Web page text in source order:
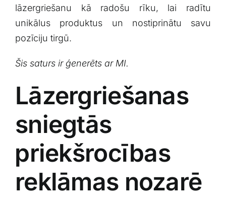
lāzergriešanu kā⁤ radošu rīku, lai ‍radītu
unikālus produktus un nostiprinātu⁣ savu
⁣pozīciju tirgū.
Šis ‌saturs ir ​ģenerēts ar MI.
Lāzergriešanas
sniegtās
⁢priekšrocības
‍reklāmas nozarē